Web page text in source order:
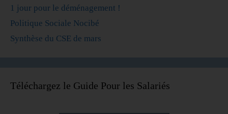
1 jour pour le déménagement !
Politique Sociale Nocibé
Synthèse du CSE de mars
Téléchargez le Guide Pour les Salariés